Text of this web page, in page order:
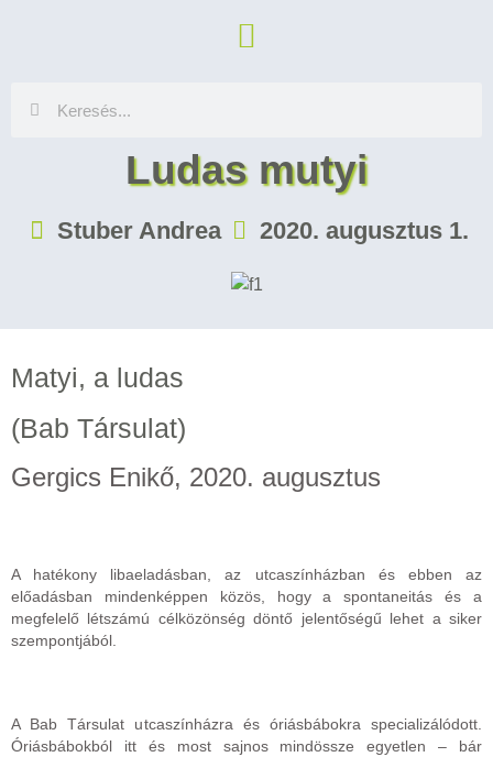
Ludas mutyi
Stuber Andrea 2020. augusztus 1.
Matyi, a ludas
(Bab Társulat)
Gergics Enikő, 2020. augusztus
A hatékony libaeladásban, az utcaszínházban és ebben az
előadásban mindenképpen közös, hogy a spontaneitás és a
megfelelő létszámú célközönség döntő jelentőségű lehet a siker
szempontjából.
A Bab Társulat utcaszínházra és óriásbábokra specializálódott.
Óriásbábokból itt és most sajnos mindössze egyetlen – bár